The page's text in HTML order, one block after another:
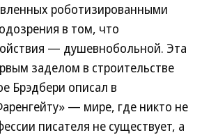
роботизированными
в том, что
— душевнобольной. Эта
заделом в строительстве
Брэдбери описал в
— мире, где никто не
писателя не существует, а